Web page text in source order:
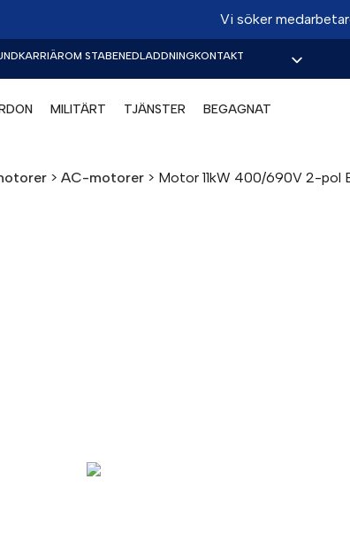
Vi söker
KARRIÄROM STABENEDLADDNINGKONTAKT
MILITÄRT TJÄNSTER BEGAGNAT
> AC-motorer > Motor 11kW 400/690V 2-pol